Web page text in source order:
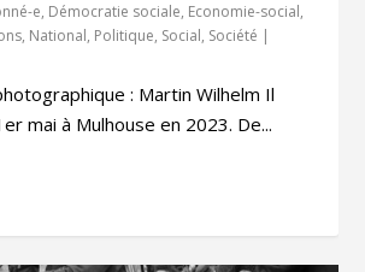
e, Démocratie sociale, Economie-social,
, National, Politique, Social, Société |
: Martin Wilhelm Il
mai à Mulhouse en 2023. De...